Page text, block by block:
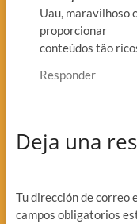
Uau, maravilhoso
proporcionar
conteúdos tão ricos
Responder
Deja una
Tu dirección de correo
campos obligatorios